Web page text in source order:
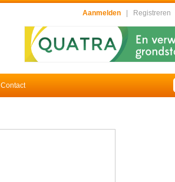
Aanmelden Registreren
Contact